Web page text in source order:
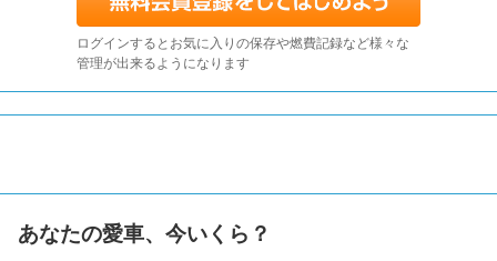
ログインするとお気に入りの保存や燃費記録など様々な
管理が出来るようになります
あなたの愛車、今いくら？